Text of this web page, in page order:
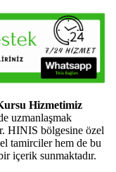
Hizmetimiz
uzmanlaşmak
HINIS bölgesine özel
tamirciler hem de bu
içerik sunmaktadır.